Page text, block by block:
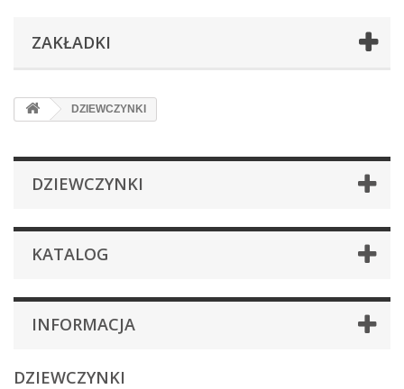
ZAKŁADKI
DZIEWCZYNKI
DZIEWCZYNKI
KATALOG
INFORMACJA
DZIEWCZYNKI